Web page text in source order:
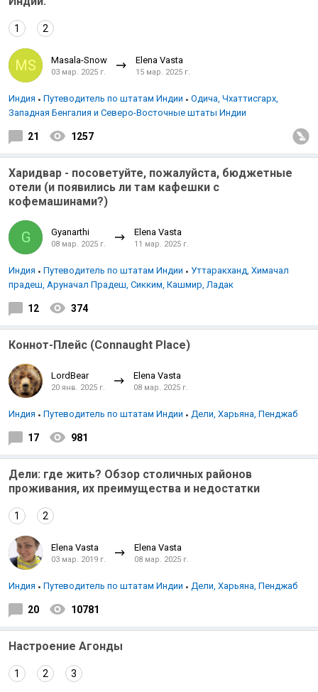
1 2
MS Masala-Snow
03 мар. 2025 г.
Elena Vasta
15 мар. 2025 г.
Индия Путеводитель по штатам Индии
Одича, Чхаттисгарх,
Западная Бенгалия и Северо-Восточные штаты Индии
21 1257
Харидвар - посоветуйте, пожалуйста, бюджетные
отели (и появились ли там кафешки с
кофемашинами?)
G Gyanarthi
08 мар. 2025 г.
Elena Vasta
11 мар. 2025 г.
Индия Путеводитель по штатам Индии
Уттаракханд, Химачал
прадеш, Аруначал Прадеш, Сикким, Кашмир, Ладак
12 374
Коннот-Плейс (Connaught Place)
LordBear
20 янв. 2025 г.
Elena Vasta
08 мар. 2025 г.
Индия Путеводитель по штатам Индии Дели, Харьяна, Пенджаб
17 981
Дели: где жить? Обзор столичных районов
проживания, их преимущества и недостатки
1 2
Elena Vasta
03 мар. 2019 г.
Elena Vasta
08 мар. 2025 г.
Индия Путеводитель по штатам Индии Дели, Харьяна, Пенджаб
20 10781
Настроение Агонды
1 2 3